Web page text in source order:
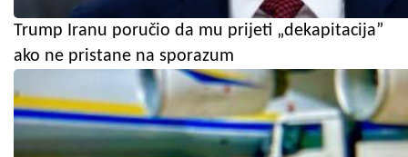
Trump Iranu poručio da mu prijeti „dekapitacija”
ako ne pristane na sporazum